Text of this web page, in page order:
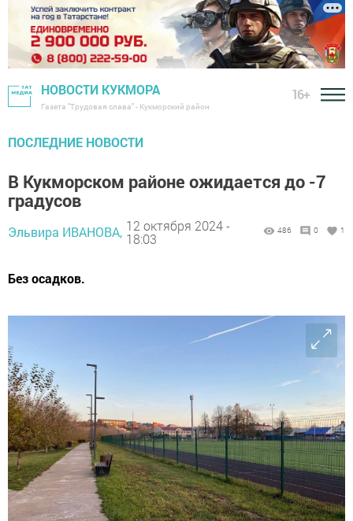
НОВОСТИ КУКМОРА
Газета "Трудовая слава" - Кукморский район
16+
ПОСЛЕДНИЕ НОВОСТИ
В Кукморском районе ожидается до -7
градусов
Эльвира ИВАНОВА, 12 октября 2024 -
18:03
486 0 1
Без осадков.